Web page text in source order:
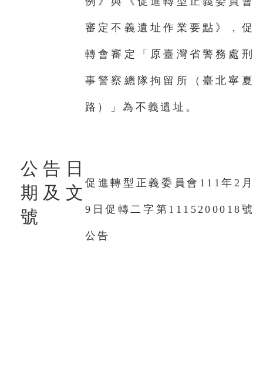
審定不義遺址作業要點》，促
轉會審定「原臺灣省警務處刑
事警察總隊拘留所（臺北寧夏
路）」為不義遺址。
公告日
期及文
號
促進轉型正義委員會111年2月
9日促轉二字第1115200018號
公告